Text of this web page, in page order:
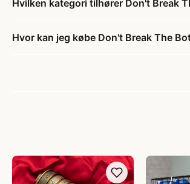
Hvilken kategori tilhører Don't Break
Hvor kan jeg købe Don't Break The